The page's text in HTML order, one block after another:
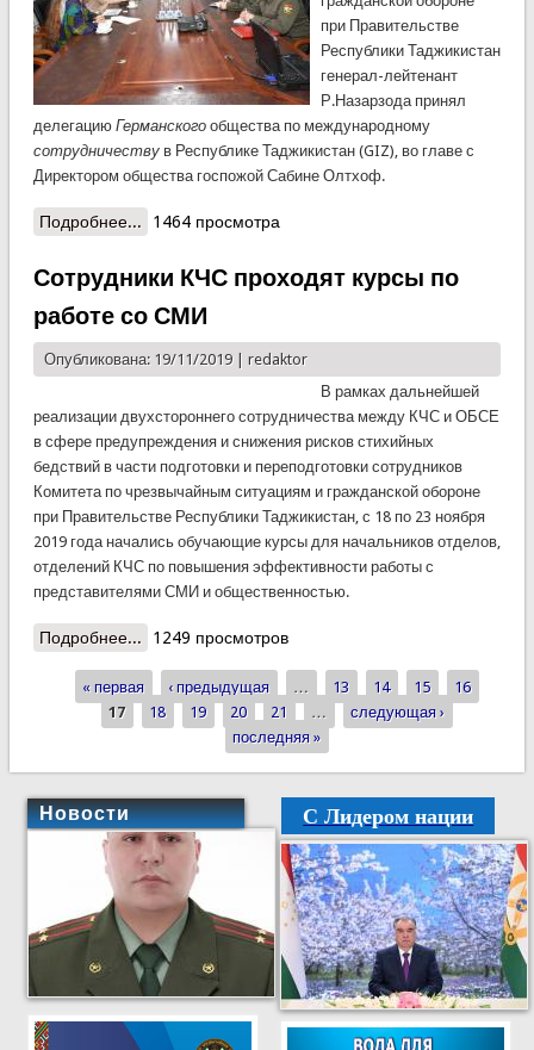
при Правительстве
Республики Таджикистан
генерал-лейтенант
Р.Назарзода принял
делегацию Германскогообщества по международному
сотрудничествув Республике Таджикистан (GIZ), во главе с
Директором общества госпожой Сабине Олтхоф.
Подробнее... о Визит делегации Германского общества по
1464 просмотра
Сотрудники КЧС проходят курсы по
работе со СМИ
Опубликована: 19/11/2019 | redaktor
В рамках дальнейшей
реализации двухстороннего сотрудничества между КЧС и ОБСЕ
в сфере предупреждения и снижения рисков стихийных
бедствий в части подготовки и переподготовки сотрудников
Комитета по чрезвычайным ситуациям и гражданской обороне
при Правительстве Республики Таджикистан, с 18 по 23 ноября
2019 года начались обучающие курсы для начальников отделов,
отделений КЧС по повышения эффективности работы с
представителями СМИ и общественностью.
Подробнее... о Сотрудники КЧС проходят курсы по работе со
1249 просмотров
Страницы
« первая ‹ предыдущая … 13 14 15
16
17
18 19 20 21 …
следующая ›
последняя »
Новости С Лидером нации